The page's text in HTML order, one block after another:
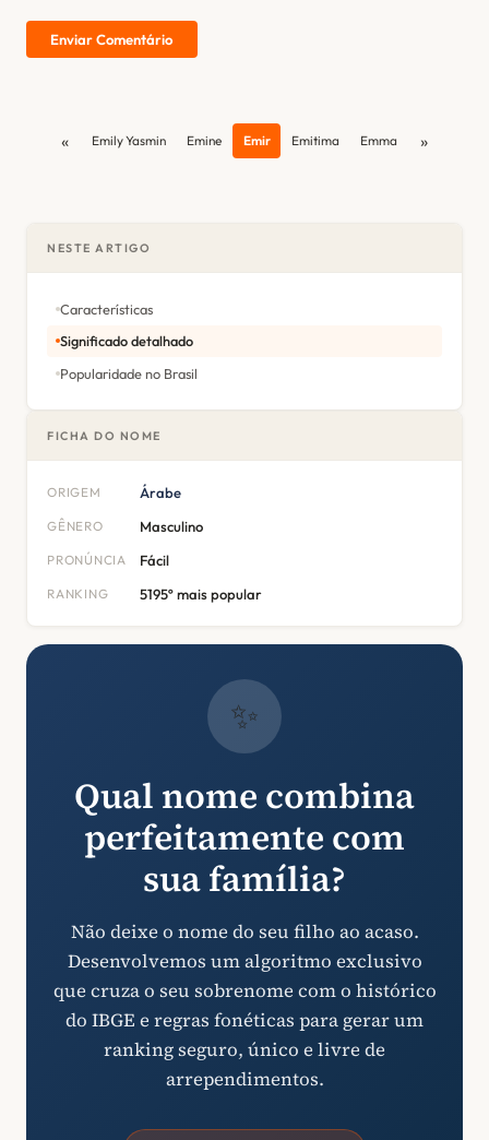
Enviar Comentário
« Emily Yasmin Emine Emir Emitima Emma »
NESTE ARTIGO
Características
Significado detalhado
Popularidade no Brasil
FICHA DO NOME
ORIGEM Árabe
GÊNERO Masculino
PRONÚNCIA Fácil
RANKING 5195º mais popular
✨
Qual nome combina
perfeitamente com
sua família?
Não deixe o nome do seu filho ao acaso.
Desenvolvemos um algoritmo exclusivo
que cruza o seu sobrenome com o histórico
do IBGE e regras fonéticas para gerar um
ranking seguro, único e livre de
arrependimentos.